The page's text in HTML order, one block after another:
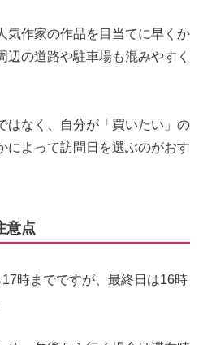
気作家の作品を目当てに早くか
辺の道路や駐車場も混みやすく
はなく、自分が「買いたい」の
によって訪問日を選ぶのがおす
意点
時までですが、最終日は16時